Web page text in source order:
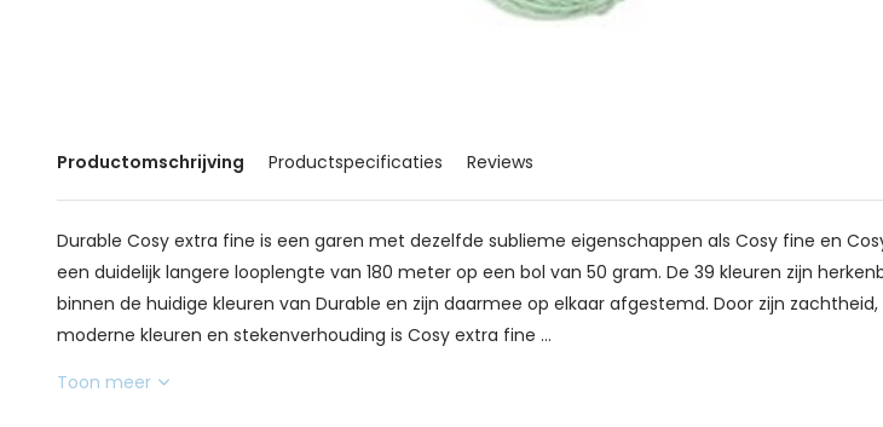
Productomschrijving Productspecificaties Reviews
Durable Cosy extra fine is een garen met dezelfde sublieme eigenschappen als Cosy fine en
een duidelijk langere looplengte van 180 meter op een bol van 50 gram. De 39 kleuren zijn
binnen de huidige kleuren van Durable en zijn daarmee op elkaar afgestemd. Door zijn zachtheid,
moderne kleuren en stekenverhouding is Cosy extra fine ...
Toon meer